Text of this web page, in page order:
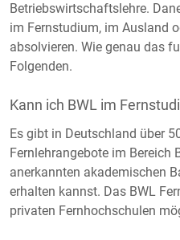
Betriebswirtschaftslehre.
im Fernstudium, im Ausland
absolvieren. Wie genau das
Folgenden.
Kann ich BWL im
Es gibt in Deutschland über
Fernlehrangebote im Bereich
anerkannten akademischen
erhalten kannst. Das BWL
privaten Fernhochschulen